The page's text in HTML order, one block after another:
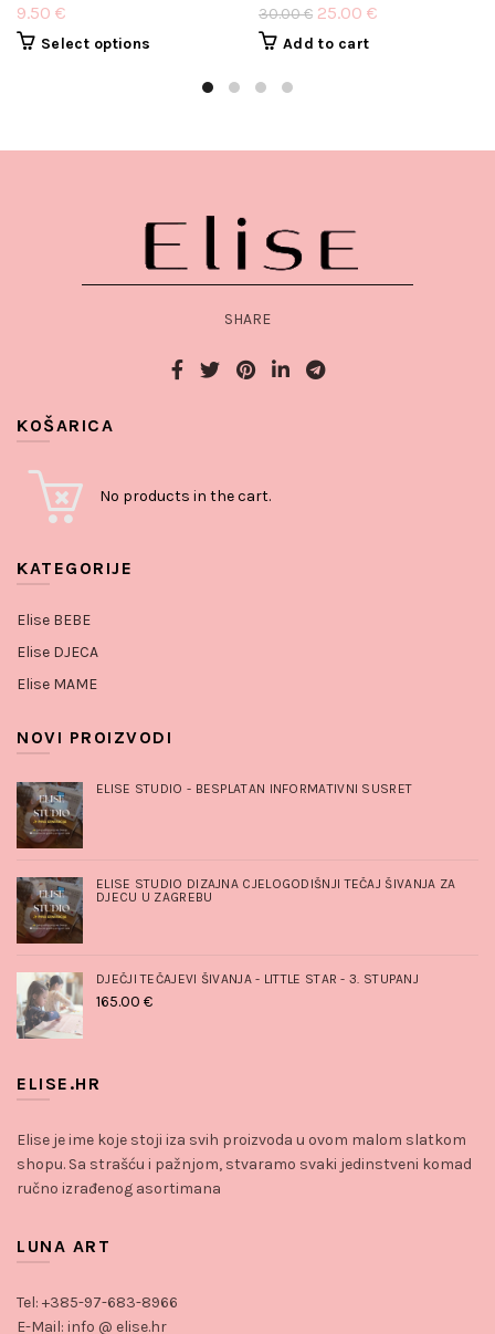
9.50 €
Select options
30.00€ 25.00 €
Add to cart
SHARE
KOŠARICA
No products in the cart.
KATEGORIJE
Elise BEBE
Elise DJECA
Elise MAME
NOVI PROIZVODI
ELISE STUDIO - BESPLATAN INFORMATIVNI SUSRET
ELISE STUDIO DIZAJNA CJELOGODIŠNJI TEČAJ ŠIVANJA ZA
DJECU U ZAGREBU
DJEČJI TEČAJEVI ŠIVANJA - LITTLE STAR - 3. STUPANJ
165.00 €
ELISE.HR
Elise je ime koje stoji iza svih proizvoda u ovom malom slatkom
shopu. Sa strašću i pažnjom, stvaramo svaki jedinstveni komad
ručno izrađenog asortimana
LUNA ART
Tel: +385-97-683-8966
E-Mail: info @ elise.hr